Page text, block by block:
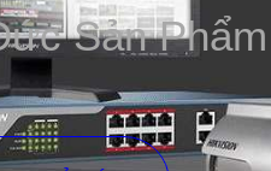
Sản Phẩm